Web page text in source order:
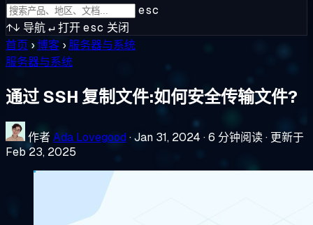
esc
↑↓ 导航↵打开esc 关闭
首页 ›博客 › 服务器与系统
服务器与系统
通过 SSH 复制文件:如何安全传输文件?
作者Ada Lovegood·Jan 31, 2024 ·6 分钟阅读· 更新于
Feb 23, 2025